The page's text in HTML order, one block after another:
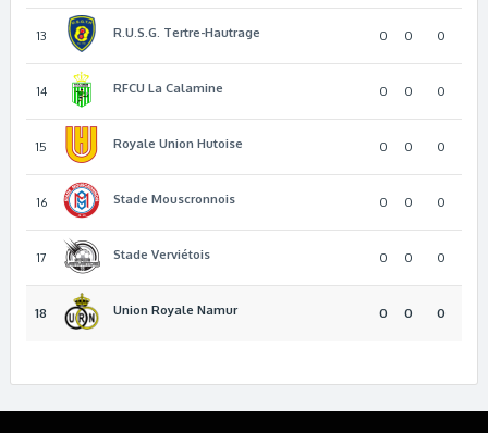
13 R.U.S.G. Tertre-Hautrage 0 0 0
14 RFCU La Calamine 0 0 0
15 Royale Union Hutoise 0 0 0
16 Stade Mouscronnois 0 0 0
17 Stade Verviétois 0 0 0
18 Union Royale Namur 0 0 0